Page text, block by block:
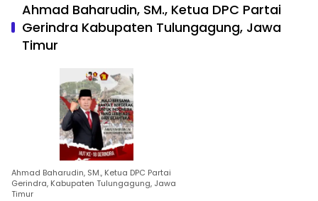
Ahmad Baharudin, SM., Ketua DPC Partai
Gerindra Kabupaten Tulungagung, Jawa
Timur
Ahmad Baharudin, SM., Ketua DPC Partai
Gerindra, Kabupaten Tulungagung, Jawa
Timur